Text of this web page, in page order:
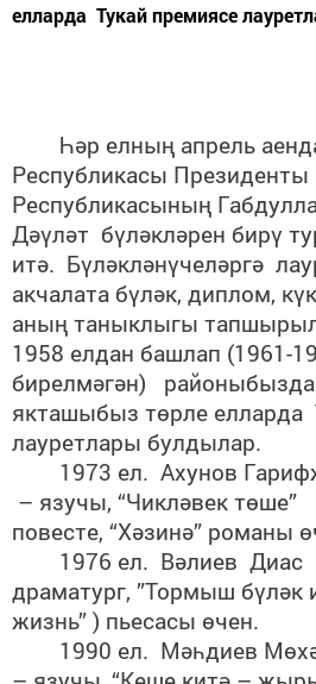
елларда Тукай премиясе
Һәр елның апрель
Республикасы Президенты
Республикасының
Дәүләт бүләкләрен бирү
итә. Бүләкләнүчеләргә
акчалата бүләк, диплом,
аның таныклыгы
1958 елдан башлап (1961-
бирелмәгән)
якташыбыз төрле елларда
лауретлары булдылар.
1973 ел. Ахунов
– язучы, “Чикләвек төше”
повесте, “Хәзинә” романы
1976 ел. Вәлиев Диас
драматург, ”Тормыш бүләк
жизнь” ) пьесасы өчен.
1990 ел. Мәһдиев